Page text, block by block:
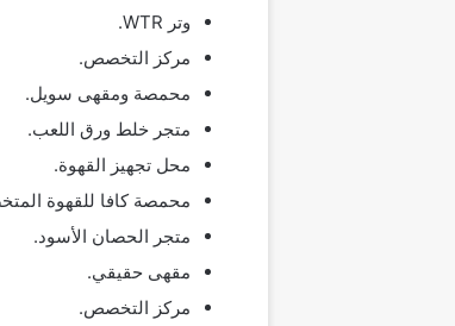
وتر WTR.
مركز التخصص.
محمصة ومقهى سويل.
متجر خلط ورق اللعب.
محل تجهيز القهوة.
محمصة كافا للقهوة
متجر الحصان الأسود.
مقهى حقيقي.
مركز التخصص.